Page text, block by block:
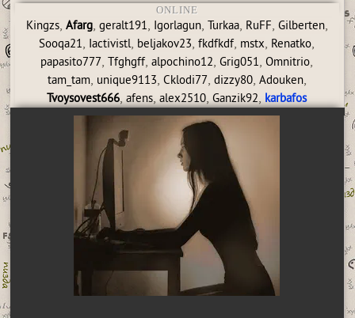
ONLINE
Kingzs, Afarg, geralt191, Igorlagun, Turkaa, RuFF, Gilberten,
Sooqa21, Iactivistl, beljakov23,fkdfkdf, mstx, Renatko,
papasito777,Tfghgff,alpochino12,Grig051,Omnitrio,
tam_tam, unique9113, Cklodi77, dizzy80, Adouken,
Tvoysovest666,afens,alex2510,Ganzik92, karbafos